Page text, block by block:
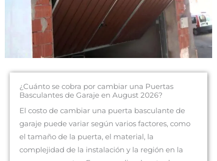
¿Cuánto se cobra por cambiar una Puertas
Basculantes de Garaje en August 2026?
El costo de cambiar una puerta basculante de
garaje puede variar según varios factores, como
el tamaño de la puerta, el material, la
complejidad de la instalación y la región en la